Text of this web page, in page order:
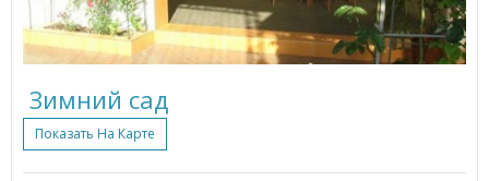
Зимний сад
Показать На Карте